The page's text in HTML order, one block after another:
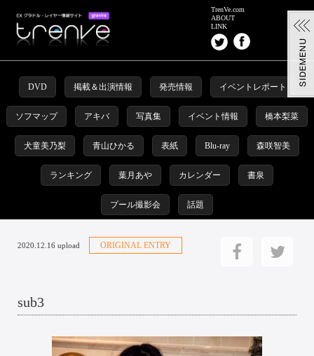
TrenVe.com
ABOUT
LINK
DVD 掲載＆出演情報 発売情報 イベントレポート
ソフマップ アキバ 写真集 イベント情報 橋本梨菜
犬童美乃梨 青山ひかる 表紙 Blu-ray 森咲智美
ランキング 葉月あや カレンダー 書泉
プール撮影会 話題
2020.12.16 upload ORIGINAL ENTRY
sub3